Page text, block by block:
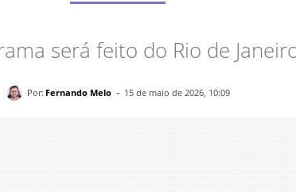
será feito do Rio de
Por: Fernando Melo - 15 de maio de 2026, 10:09